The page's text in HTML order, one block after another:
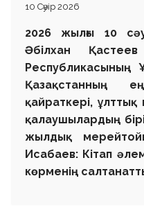
10 Сәуір 2026
2026 жылғы 10
Әбілхан
Республикасының
Қазақстанның
қайраткері, ұлттық
қалаушылардың
жылдық
Исабаев: Кітап
көрменің